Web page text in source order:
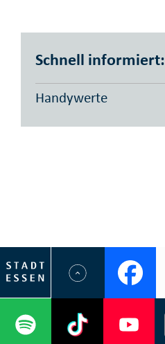
Schnell informiert:
Handywerte